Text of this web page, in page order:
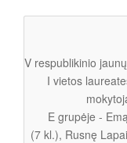
V respublikinio
I vietos
E grupėje -
(7 kl.), Rusnę